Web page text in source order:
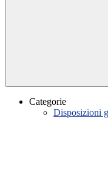
Categorie
Disposizioni